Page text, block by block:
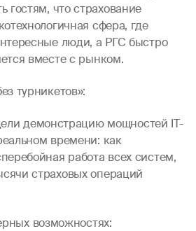
гостям, что страхование
сфера, где
люди, а РГС быстро
вместе с рынком.
турникетов»:
демонстрацию мощностей IT-
времени: как
работа всех систем,
страховых операций
возможностях: